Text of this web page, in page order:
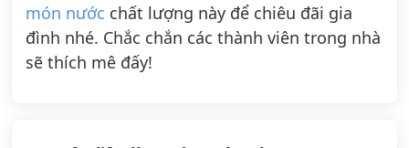
món nước chất lượng này để chiêu đãi gia
đình nhé. Chắc chắn các thành viên trong nhà
sẽ thích mê đấy!